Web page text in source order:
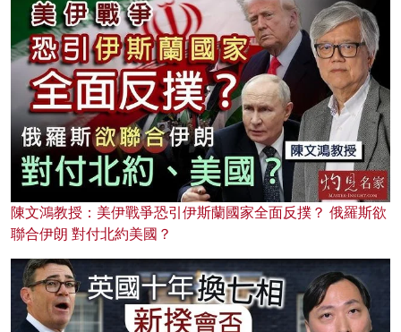
陳文鴻教授：美伊戰爭恐引伊斯蘭國家全面反撲？ 俄羅斯欲
聯合伊朗 對付北約美國？